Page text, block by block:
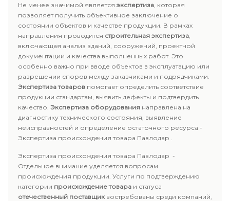
Не менее значимой является экспертиза, которая
позволяет получить объективное заключение о
состоянии объектов и качестве продукции. В рамках
направления проводится строительная экспертиза,
включающая анализ зданий, сооружений, проектной
документации и качества выполненных работ. Это
особенно важно при вводе объектов в эксплуатацию или
разрешении споров между заказчиками и подрядчиками.
Экспертиза товаров помогает определить соответствие
продукции стандартам, выявить дефекты и подтвердить
качество. Экспертиза оборудования направлена на
диагностику технического состояния, выявление
неисправностей и определение остаточного ресурса -
Экспертиза происхождения товара Павлодар .
Экспертиза происхождения товара Павлодар -
Отдельное внимание уделяется вопросам
происхождения продукции. Услуги по подтверждению
категории происхождение товара и статуса
отечественный поставщик востребованы среди компаний,